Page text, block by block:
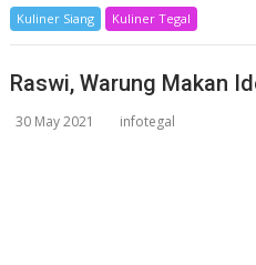
Kuliner Siang Kuliner Tegal
Raswi, Warung Makan
30 May 2021 infotegal